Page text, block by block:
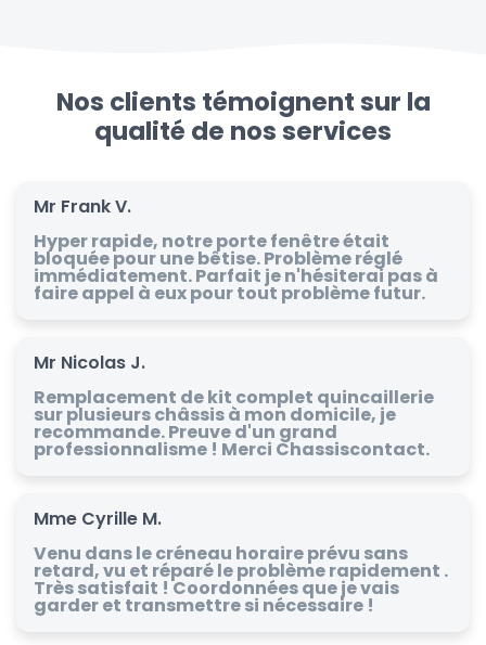
Nos clients témoignent sur la
qualité de nos services
Mr Frank V.
Hyper rapide, notre porte fenêtre était
bloquée pour une bêtise. Problème réglé
immédiatement. Parfait je n'hésiterai pas à
faire appel à eux pour tout problème futur.
Mr Nicolas J.
Remplacement de kit complet quincaillerie
sur plusieurs châssis à mon domicile, je
recommande. Preuve d'un grand
professionnalisme ! Merci Chassiscontact.
Mme Cyrille M.
Venu dans le créneau horaire prévu sans
retard, vu et réparé le problème rapidement .
Très satisfait ! Coordonnées que je vais
garder et transmettre si nécessaire !